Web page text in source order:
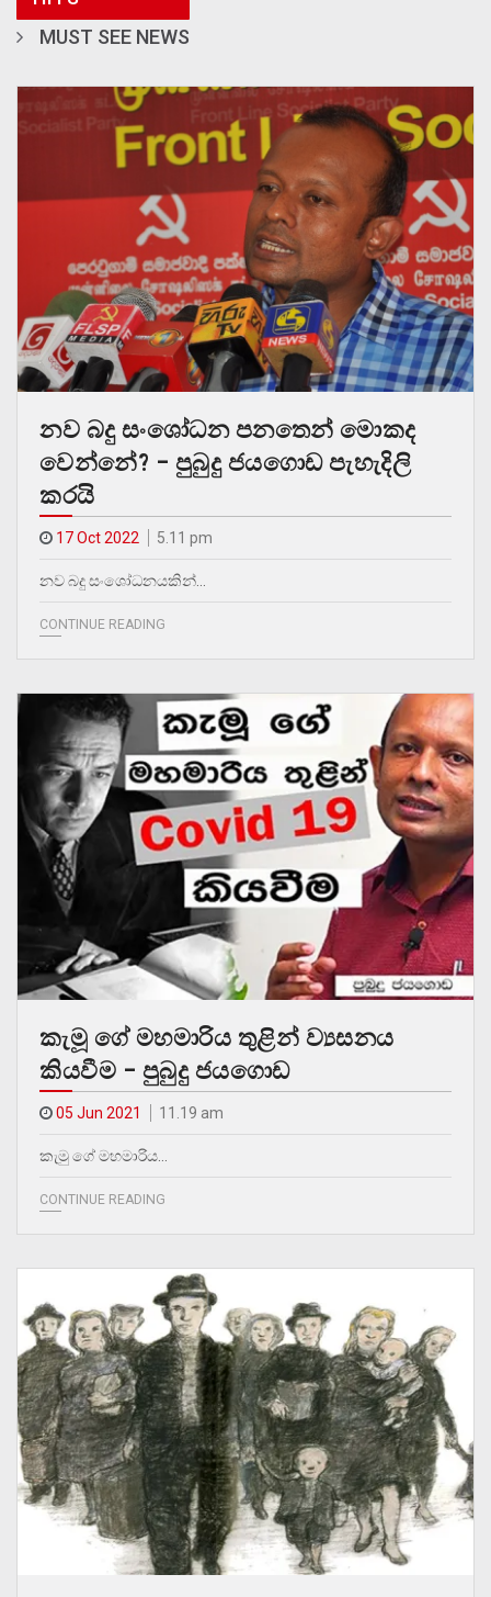
MUST SEE NEWS
නව බදු සංශෝධන පනතෙන් මොකද
වෙන්නේ? – පුබුදු ජයගොඩ පැහැදිලි
කරයි
17 Oct 2022 5.11 pm
නව බදු සංශෝධනයකින්…
CONTINUE READING
කැමූ ගේ මහමාරිය තුළින් ව්‍යසනය
කියවීම – පුබුදු ජයගොඩ
05 Jun 2021 11.19 am
කැමු ගේ මහමාරිය…
CONTINUE READING